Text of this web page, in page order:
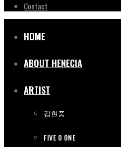
Contact
HOME
ABOUT HENECIA
ARTIST
김현중
FIVE O ONE